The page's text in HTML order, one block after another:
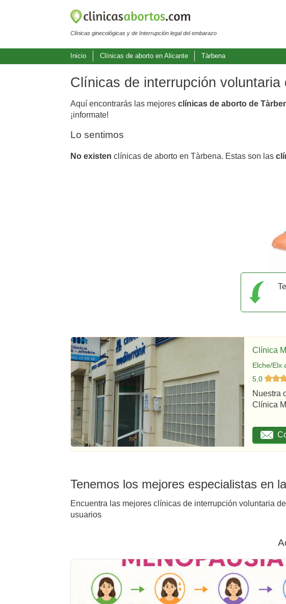
Clínicas ginecológicas y de Interrupción legal del embarazo
Inicio Clínicas de aborto en Alicante Tàrbena
Clínicas de interrupción
Aquí encontrarás las mejores clínicas de aborto de
¡informate!
Lo sentimos
No existen clínicas de aborto en Tàrbena. Estas son las
Clínica
Elche/Elx
5,0
Nuestra
Clínica
Tenemos los mejores especialistas en
Encuentra las mejores clínicas de interrupción voluntaria
usuarios